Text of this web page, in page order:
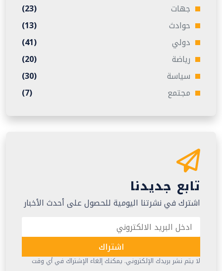
جهات
(23)
حوادث
(13)
دولي
(41)
رياضة
(20)
سياسة
(30)
مجتمع
(7)
تابع جديدنا
اشترك في نشرتنا اليومية للحصول على أحدث الأخبار
اشتراك
لا يتم نشر بريدك الإلكتروني. يمكنك إلغاء الإشتراك في أي وقت